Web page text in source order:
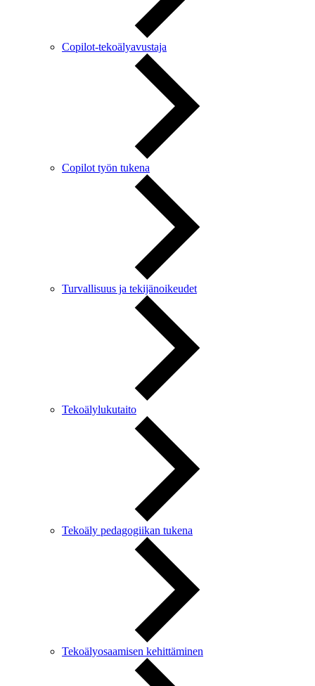
Copilot-tekoälyavustaja
Copilot työn tukena
Turvallisuus ja tekijänoikeudet
Tekoälylukutaito
Tekoäly pedagogiikan tukena
Tekoälyosaamisen kehittäminen